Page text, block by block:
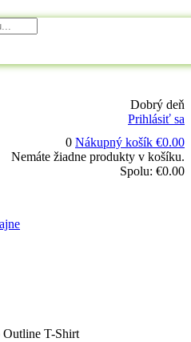
Dobrý deň
Prihlásiť sa
0 Nákupný košík €0.00
Nemáte žiadne produkty v košíku.
Spolu: €0.00
T-Shirt